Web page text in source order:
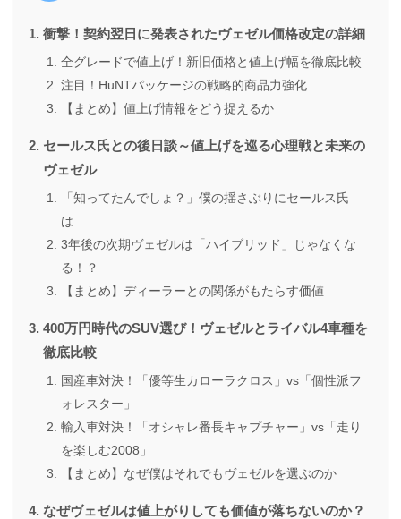
衝撃！契約翌日に発表されたヴェゼル価格改定の詳細
全グレードで値上げ！新旧価格と値上げ幅を徹底比較
注目！HuNTパッケージの戦略的商品力強化
【まとめ】値上げ情報をどう捉えるか
セールス氏との後日談～値上げを巡る心理戦と未来の
ヴェゼル
「知ってたんでしょ？」僕の揺さぶりにセールス氏
は…
3年後の次期ヴェゼルは「ハイブリッド」じゃなくな
る！？
【まとめ】ディーラーとの関係がもたらす価値
400万円時代のSUV選び！ヴェゼルとライバル4車種を
徹底比較
国産車対決！「優等生カローラクロス」vs「個性派フ
ォレスター」
輸入車対決！「オシャレ番長キャプチャー」vs「走り
を楽しむ2008」
【まとめ】なぜ僕はそれでもヴェゼルを選ぶのか
なぜヴェゼルは値上がりしても価値が落ちないのか？